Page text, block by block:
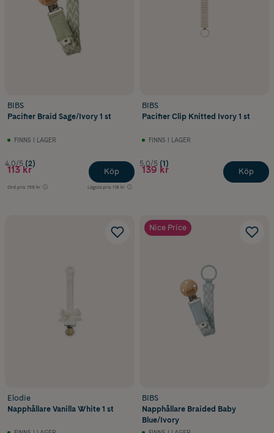
BIBS
Pacifier Braid Sage/Ivory 1 st
FINNS I LAGER
4.0/5 (2)
113 kr
Ord.pris 139 kr Lägsta pris 118 kr
Köp
BIBS
Pacifier Clip Knitted Ivory 1 st
FINNS I LAGER
5.0/5 (1)
139 kr Köp
Elodie
Napphållare Vanilla White 1 st
Nice Price
BIBS
Napphållare Braided Baby
Blue/Ivory